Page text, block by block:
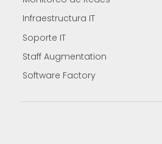
Infraestructura IT
Soporte IT
Staff Augmentation
Software Factory